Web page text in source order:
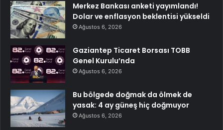
Merkez Bankası anketi yayımlandı!
Dolar ve enflasyon beklentisi yükseldi
Ağustos 6, 2026
Gaziantep Ticaret Borsası TOBB
Genel Kurulu’nda
Ağustos 6, 2026
Bu bölgede doğmak da ölmek de
yasak: 4 ay güneş hiç doğmuyor
Ağustos 6, 2026